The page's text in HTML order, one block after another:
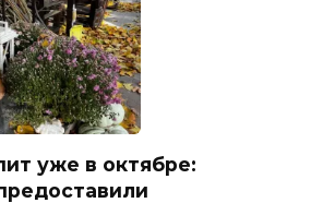
уже в октябре: